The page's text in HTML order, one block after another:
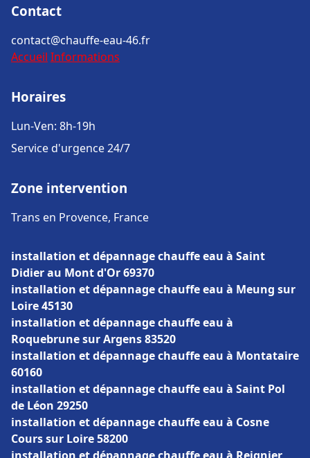
Contact
contact@chauffe-eau-46.fr
Accueil Informations
Horaires
Lun-Ven: 8h-19h
Service d'urgence 24/7
Zone intervention
Trans en Provence, France
installation et dépannage chauffe eau à Saint
Didier au Mont d'Or 69370
installation et dépannage chauffe eau à Meung sur
Loire 45130
installation et dépannage chauffe eau à
Roquebrune sur Argens 83520
installation et dépannage chauffe eau à Montataire
60160
installation et dépannage chauffe eau à Saint Pol
de Léon 29250
installation et dépannage chauffe eau à Cosne
Cours sur Loire 58200